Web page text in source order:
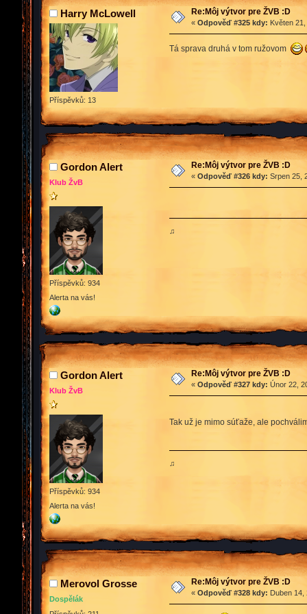
Harry McLowell
Příspěvků: 13
Re:Môj výtvor pre ŽVB :D
« Odpověď #325 kdy: Květen
Tá sprava druhá v tom ružovom
Gordon Alert
Klub ŽvB
Příspěvků: 934
Alerta na vás!
Re:Môj výtvor pre ŽVB :D
« Odpověď #326 kdy: Srpen 25,
♫
Gordon Alert
Klub ŽvB
Příspěvků: 934
Alerta na vás!
Re:Môj výtvor pre ŽVB :D
« Odpověď #327 kdy: Únor 22,
Tak už je mimo súťaže, ale
♫
Merovol Grosse
Dospělák
Re:Môj výtvor pre ŽVB :D
« Odpověď #328 kdy: Duben 14,